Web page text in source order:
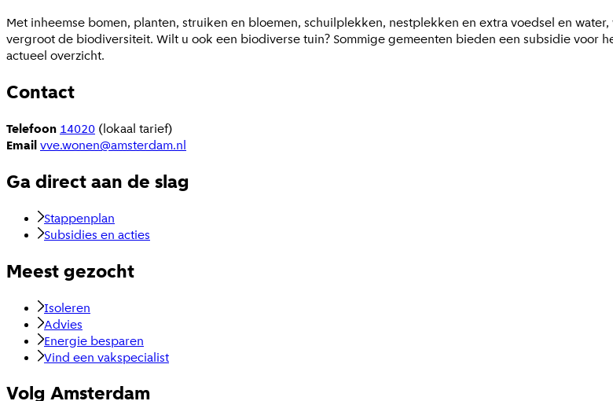
Met inheemse bomen, planten, struiken en bloemen, schuilplekken, nestplekken en extra voedsel en
vergroot de biodiversiteit. Wilt u ook een biodiverse tuin? Sommige gemeenten bieden een subsidie voor
actueel overzicht.
Contact
Telefoon 14020 (lokaal tarief)
Emailvve.wonen@amsterdam.nl
Ga direct aan de slag
Stappenplan
Subsidies en acties
Meest gezocht
Isoleren
Advies
Energie besparen
Vind een vakspecialist
Volg Amsterdam